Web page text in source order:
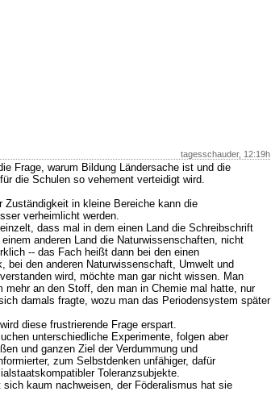
tagesschauder, 12:19h
Frage, warum Bildung Ländersache ist und die
die Schulen so vehement verteidigt wird.
Zuständigkeit in kleine Bereiche kann die
verheimlicht werden.
dass mal in dem einen Land die Schreibschrift
anderen Land die Naturwissenschaften, nicht
-- das Fach heißt dann bei den einen
bei den anderen Naturwissenschaft, Umwelt und
wird, möchte man gar nicht wissen. Man
mehr an den Stoff, den man in Chemie mal hatte, nur
damals fragte, wozu man das Periodensystem später
diese frustrierende Frage erspart.
unterschiedliche Experimente, folgen aber
und ganzen Ziel der Verdummung und
zum Selbstdenken unfähiger, dafür
Toleranzsubjekte.
sich kaum nachweisen, der Föderalismus hat sie